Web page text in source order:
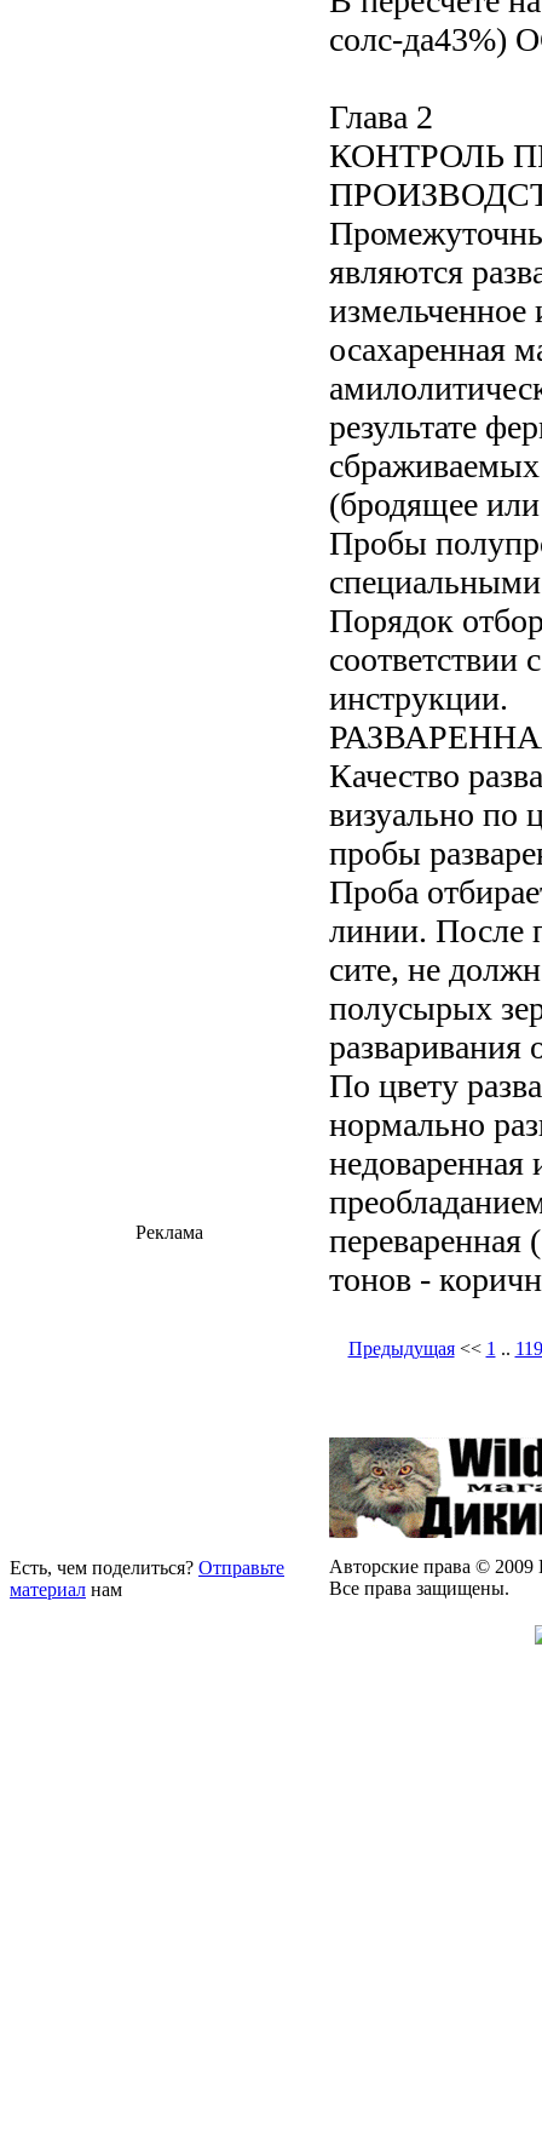
солс-да43%)
Глава 2
КОНТРОЛЬ
являются
осахаренная
результате
(бродящее
Пробы
Порядок
соответствии
инструкции.
Качество
визуально по
пробы
Проба
линии. После
сите, не
полусырых
разваривания
По цвету
нормально
недоваренная
тонов -
Предыдущая<< 1 .. 119
Реклама
Есть, чем поделиться? Отправьте
материал нам
Авторские права © 2009
Все права защищены.